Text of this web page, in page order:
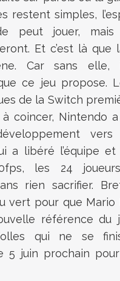
restent simples,
peut jouer, mais
Et c’est là que
Car sans elle,
ce jeu propose.
de la Switch
coincer, Nintendo
a libéré l’équipe
les 24
rien sacrifier.
vert pour que Mario
référence du
qui ne se
5 juin prochain